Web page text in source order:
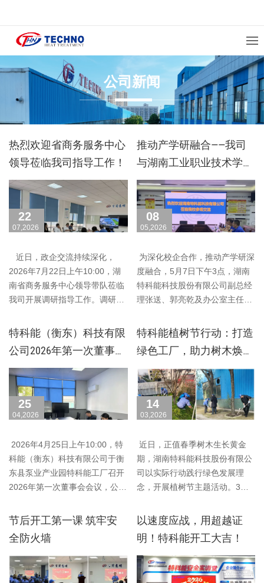
公司新闻
热烈欢迎省商务服务中心
领导莅临我司指导工作！
22
07,2026
近日，政企交流持续深化，
2026年7月22日上午10:00，湖
南省商务服务中心领导带队莅临
我司开展调研指导工作。调研现
推动产学研融合——我司
与湖南工业职业技术学院
召开产学研交流会
08
05,2026
为深化校企合作，推动产学研深
度融合，5月7日下午3点，湖南
特科能科技股份有限公司副总经
理张送、郭亮乾及办公室主任钟
特科能（衡东）科技有限
公司2026年第一次董事会
会议圆满成功
25
04,2026
2026年4月25日上午10:00，特
科能（衡东）科技有限公司于衡
东县泵业产业园特科能工厂召开
2026年第一次董事会会议，公司
特科能植树节行动：打造
绿色工厂，助力树木焕发
生机
14
03,2026
近日，正值春季树木生长黄金
期，湖南特科能科技股份有限公
司以实际行动践行绿色发展理
念，开展植树节主题活动。3月
节后开工第一课 筑牢安
全防火墙
以速度应战，用超越证
明！特科能开工大吉！